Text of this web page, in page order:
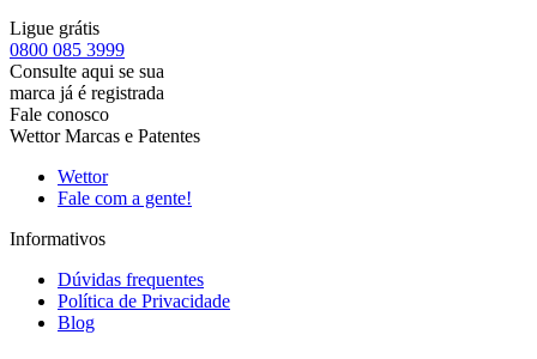
Ligue grátis
0800 085 3999
Consulte aqui se sua
marca já é registrada
Fale conosco
Wettor Marcas e Patentes
Wettor
Fale com a gente!
Informativos
Dúvidas frequentes
Política de Privacidade
Blog